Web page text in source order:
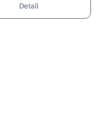
Detail